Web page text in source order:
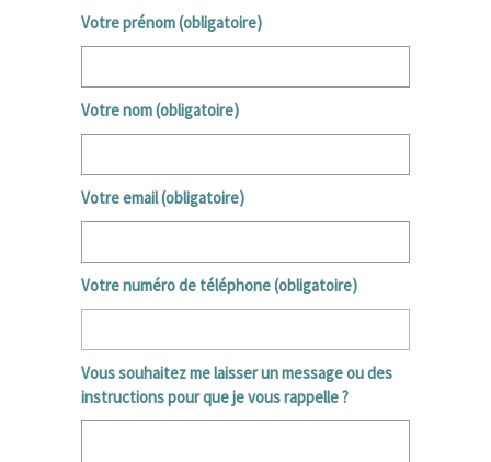
Votre prénom (obligatoire)
Votre nom (obligatoire)
Votre email (obligatoire)
Votre numéro de téléphone (obligatoire)
Vous souhaitez me laisser un message ou des
instructions pour que je vous rappelle ?